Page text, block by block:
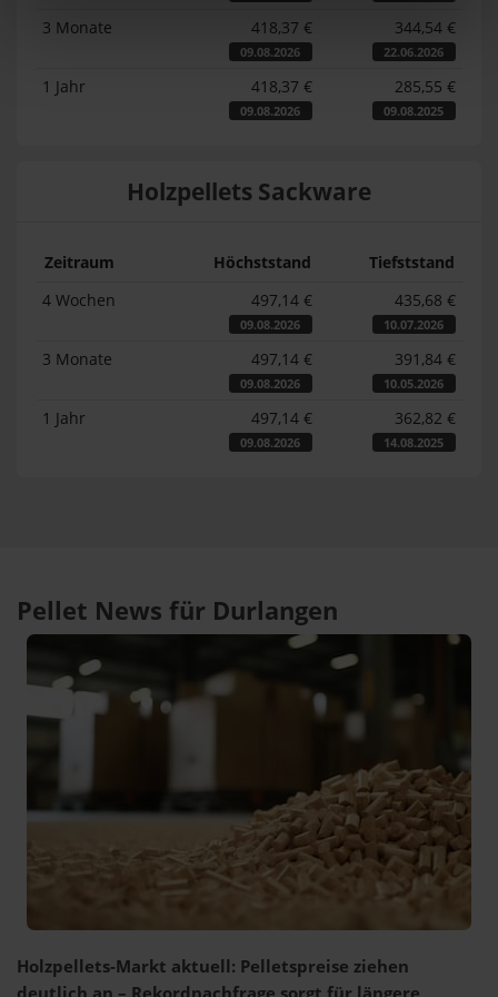
3 Monate 418,37 €
09.08.2026
344,54 €
22.06.2026
1 Jahr 418,37 €
09.08.2026
285,55 €
09.08.2025
Holzpellets Sackware
Zeitraum Höchststand
Tiefststand
4 Wochen
497,14 €
09.08.2026
435,68 €
10.07.2026
3 Monate 497,14 €
09.08.2026
391,84 €
10.05.2026
1 Jahr 497,14 €
09.08.2026
362,82 €
14.08.2025
Pellet News für Durlangen
Holzpellets-Markt aktuell: Pelletspreise ziehen